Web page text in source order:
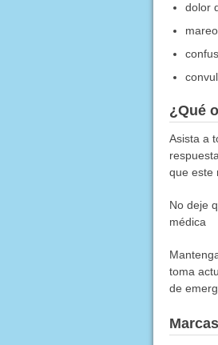
dolor
¿Qué
Asista a
que este
No deje
médica
toma
de